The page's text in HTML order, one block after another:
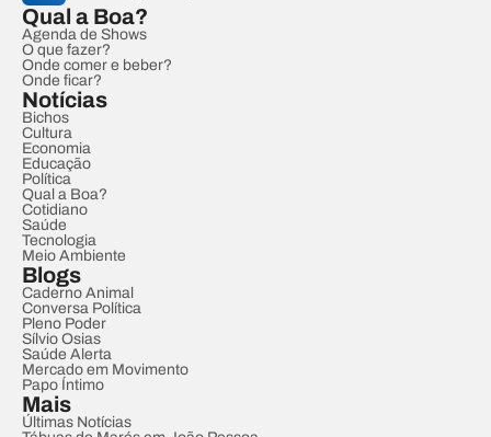
Qual a Boa?
Agenda de Shows
O que fazer?
Onde comer e beber?
Onde ficar?
Notícias
Bichos
Cultura
Economia
Educação
Política
Qual a Boa?
Cotidiano
Saúde
Tecnologia
Meio Ambiente
Blogs
Caderno Animal
Conversa Política
Pleno Poder
Sílvio Osias
Saúde Alerta
Mercado em Movimento
Papo Íntimo
Mais
Últimas Notícias